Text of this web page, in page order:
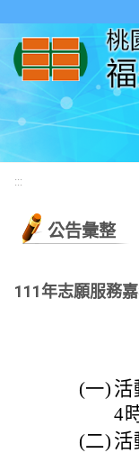
:::
公告彙整
111年志願服務
(一) 活
4
(二) 活